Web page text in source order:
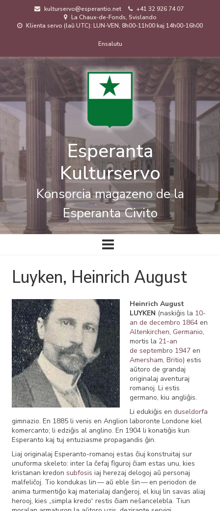
kulturservo@esperantio.net
+41 32 926 74 07
La Chaux-de-Fonds, Svislando
Klienta servo (laŭ UTC): LUN-VEN, 8h00-11h00 kaj 14h00-16h00
de
uzanto
Ensalutu
Esperanta
Kulturservo
Konsorcia magazeno de la
Esperanta Civito
Ĉefa
navigado
Luyken, Heinrich August
Heinrich August
LUYKEN (naskiĝis la 10-
an de decembro 1864en
Altenkirchen, Germanio,
mortis la 21-an
de septembro 1947en
Amersham, Britio) estis
aŭtoro de grandaj
originalaj aventuraj
romanoj. Li estis
germano, kiu angliĝis.
Li edukiĝis en duseldorfa
gimnazio. En 1885 li venis en Anglion laboronte Londone kiel
komercanto; li edziĝis al anglino. En 1904 li konatiĝis kun
Esperanto kaj tuj entuziasme propagandis ĝin.
Liaj originalaj Esperanto-romanoj estas ĉiuj konstruitaj sur
unuforma skeleto: inter la ĉefaj ﬁguroj ĉiam estas unu, kies
kristanan kredon subfosis iaj herezaj delogoj aŭ personaj
malfeliĉoj. Tio kondukas lin — aŭ eble ŝin — en periodon de
anima turmentiĝo kaj materialaj danĝeroj, el kiuj lin savas aliaj
herooj, kies „simpla kredo“ restis ĉiam neŝancelebla. Tiun